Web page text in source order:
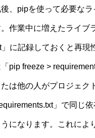
、pipを使って必要なラ
作業中に増えたライブ
」に記録しておくと再現
pip freeze >
は他の人がプロジェク
」で同じ
になります。これによ